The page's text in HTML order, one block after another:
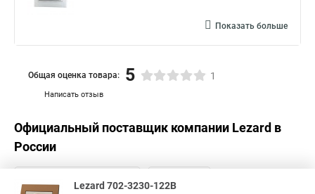
Показать больше
Написать отзыв
Общая оценка товара: 5 1
Официальный поставщик компании Lezard в
России
Lezard 702-3230-122B